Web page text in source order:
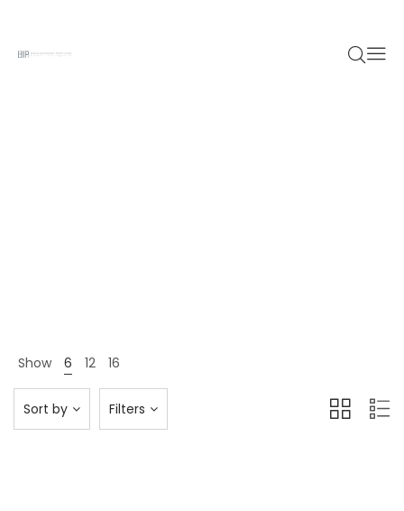
Show 6 12 16
Filters
Sort by